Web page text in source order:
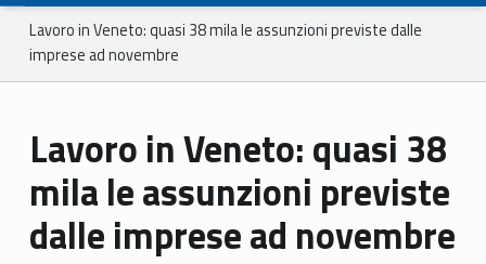
Breadcrumbs navigation
Lavoro in Veneto: quasi 38 mila le assunzioni previste dalle
imprese ad novembre
Lavoro in Veneto: quasi 38
mila le assunzioni previste
dalle imprese ad novembre